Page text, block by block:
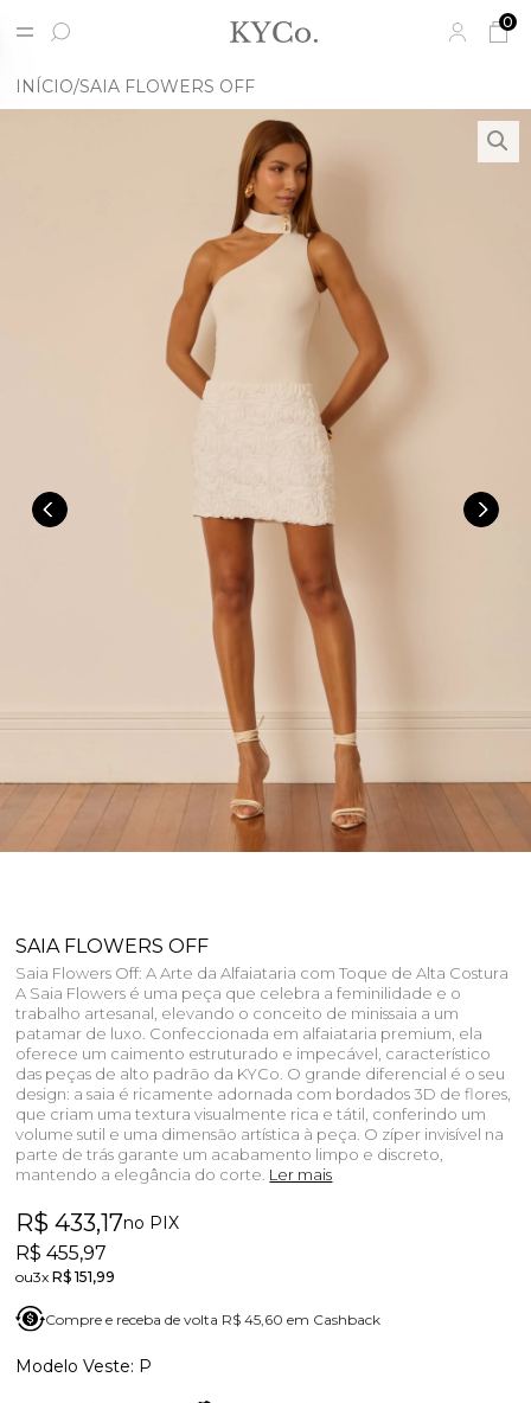
0
INÍCIO SAIA FLOWERS OFF
SAIA FLOWERS OFF
Saia Flowers Off: A Arte da Alfaiataria com Toque de Alta Costura
A Saia Flowers é uma peça que celebra a feminilidade e o
trabalho artesanal, elevando o conceito de minissaia a um
patamar de luxo. Confeccionada em alfaiataria premium, ela
oferece um caimento estruturado e impecável, característico
das peças de alto padrão da KYCo. O grande diferencial é o seu
design: a saia é ricamente adornada com bordados 3D de flores,
que criam uma textura visualmente rica e tátil, conferindo um
volume sutil e uma dimensão artística à peça. O zíper invisível na
parte de trás garante um acabamento limpo e discreto,
mantendo a elegância do corte. Ler mais
R$ 433,17no PIX
R$ 455,97
3xR$ 151,99
Compre e receba de volta R$ 45,60 em Cashback
P